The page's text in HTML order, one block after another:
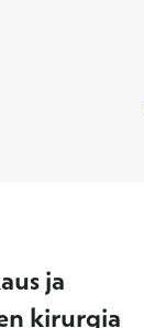
ja
kirurgia